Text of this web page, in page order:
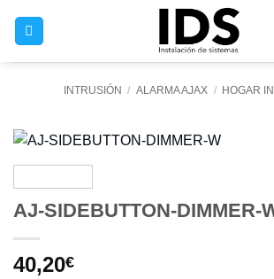
INTRUSIÓN / ALARMA AJAX / HOGAR
AJ-SIDEBUTTON-DIMMER-
40,20€